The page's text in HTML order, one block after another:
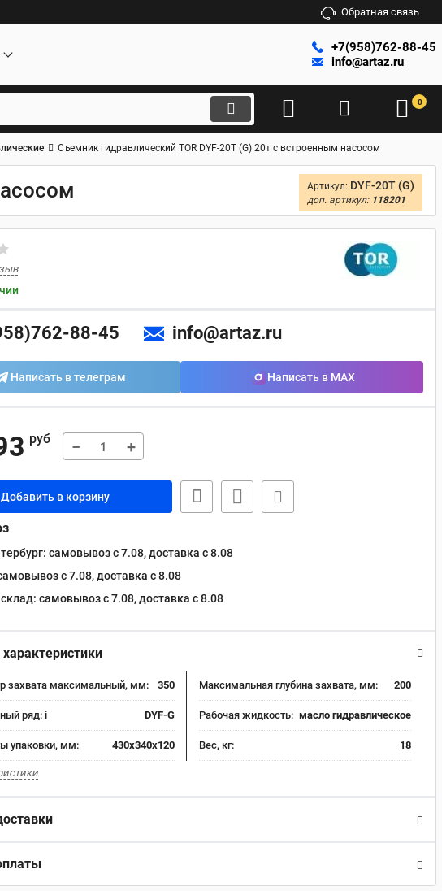
Обратная связь
+7(958)762-88-45
info@artaz.ru
0
Съемник гидравлический TOR DYF-20T (G) 20т с встроенным насосом
Артикул: DYF-20T (G)
доп. артикул: 118201
88-45 info@artaz.ru
Написать в телеграм Написать в MAX
руб − +
Добавить в корзину
самовывоз с 7.08, доставка c 8.08
с 7.08, доставка c 8.08
самовывоз с 7.08, доставка c 8.08
захвата максимальный, мм: 350 Максимальная глубина захвата, мм: 200
ряд:i DYF-G Рабочая жидкость: масло гидравлическое
упаковки, мм: 430x340x120 Вес, кг: 18